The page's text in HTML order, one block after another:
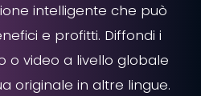
intelligente che può
e profitti. Diffondi i
o video a livello globale
originale in altre lingue.